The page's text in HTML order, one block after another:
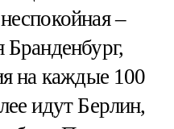
–
Бранденбург,
на каждые 100
идут Берлин,